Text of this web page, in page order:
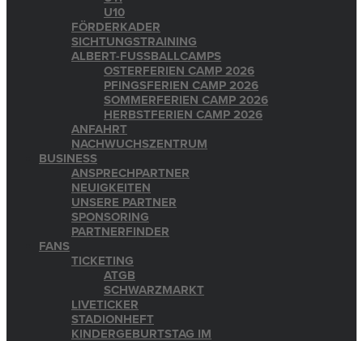
U10
FÖRDERKADER
SICHTUNGSTRAINING
ALBERT-FUSSBALLCAMPS
OSTERFERIEN CAMP 2026
PFINGSFERIEN CAMP 2026
SOMMERFERIEN CAMP 2026
HERBSTFERIEN CAMP 2026
ANFAHRT
NACHWUCHSZENTRUM
BUSINESS
ANSPRECHPARTNER
NEUIGKEITEN
UNSERE PARTNER
SPONSORING
PARTNERFINDER
FANS
TICKETING
ATGB
SCHWARZMARKT
LIVETICKER
STADIONHEFT
KINDERGEBURTSTAG IM